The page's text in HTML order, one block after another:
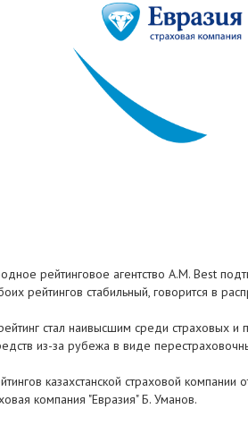
рейтинговое агентство A.M. Best
рейтингов стабильный, говорится в
стал наивысшим среди страховых и
из-за рубежа в виде
казахстанской страховой компании
компания "Евразия" Б. Уманов.